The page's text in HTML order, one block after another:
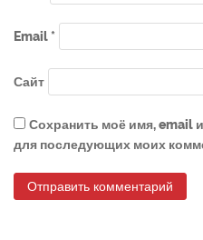
Email*
Сайт
Сохранить моё имя, email
для последующих моих